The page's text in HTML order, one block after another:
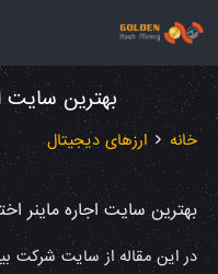
بهترین سایت
خانه ارزهای دیجیتال
بهترین سایت اجاره ماینر
در این مقاله از سایت شرکت